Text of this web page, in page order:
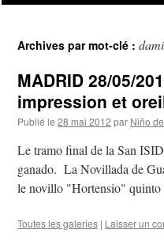
Archives par mot-clé :
MADRID 28/05/
impression et
Publié le 28 mai 2012 par Niño
Le tramo final de la San
ganado. La Novillada de
le novillo "Hortensio"
Toutes les galeries | Laisser un